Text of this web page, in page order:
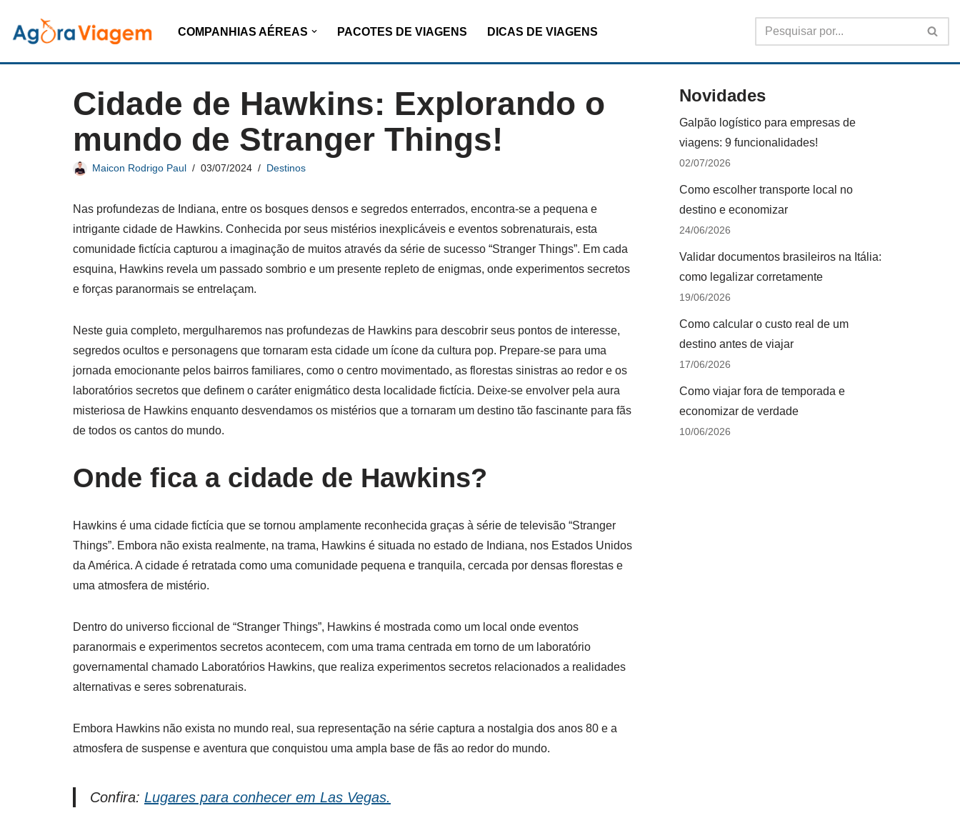
Pular
para
COMPANHIAS AÉREAS PACOTES DE VIAGENS DICAS DE VIAGENS
Cidade de Hawkins: Explorando o
mundo de Stranger Things!
Maicon Rodrigo Paul 03/07/2024 Destinos
Nas profundezas de Indiana, entre os bosques densos e segredos enterrados, encontra-se a pequena e
intrigante cidade de Hawkins. Conhecida por seus mistérios inexplicáveis e eventos sobrenaturais, esta
comunidade fictícia capturou a imaginação de muitos através da série de sucesso “Stranger Things”. Em cada
esquina, Hawkins revela um passado sombrio e um presente repleto de enigmas, onde experimentos secretos
e forças paranormais se entrelaçam.
Neste guia completo, mergulharemos nas profundezas de Hawkins para descobrir seus pontos de interesse,
segredos ocultos e personagens que tornaram esta cidade um ícone da cultura pop. Prepare-se para uma
jornada emocionante pelos bairros familiares, como o centro movimentado, as florestas sinistras ao redor e os
laboratórios secretos que definem o caráter enigmático desta localidade fictícia. Deixe-se envolver pela aura
misteriosa de Hawkins enquanto desvendamos os mistérios que a tornaram um destino tão fascinante para fãs
de todos os cantos do mundo.
Onde fica a cidade de Hawkins?
Hawkins é uma cidade fictícia que se tornou amplamente reconhecida graças à série de televisão “Stranger
Things”. Embora não exista realmente, na trama, Hawkins é situada no estado de Indiana, nos Estados Unidos
da América. A cidade é retratada como uma comunidade pequena e tranquila, cercada por densas florestas e
uma atmosfera de mistério.
Dentro do universo ficcional de “Stranger Things”, Hawkins é mostrada como um local onde eventos
paranormais e experimentos secretos acontecem, com uma trama centrada em torno de um laboratório
governamental chamado Laboratórios Hawkins, que realiza experimentos secretos relacionados a realidades
alternativas e seres sobrenaturais.
Embora Hawkins não exista no mundo real, sua representação na série captura a nostalgia dos anos 80 e a
atmosfera de suspense e aventura que conquistou uma ampla base de fãs ao redor do mundo.
Confira: Lugares para conhecer em Las Vegas.
Novidades
Galpão logístico para empresas de
viagens: 9 funcionalidades!
02/07/2026
Como escolher transporte local no
destino e economizar
24/06/2026
Validar documentos brasileiros na Itália:
como legalizar corretamente
19/06/2026
Como calcular o custo real de um
destino antes de viajar
17/06/2026
Como viajar fora de temporada e
economizar de verdade
10/06/2026